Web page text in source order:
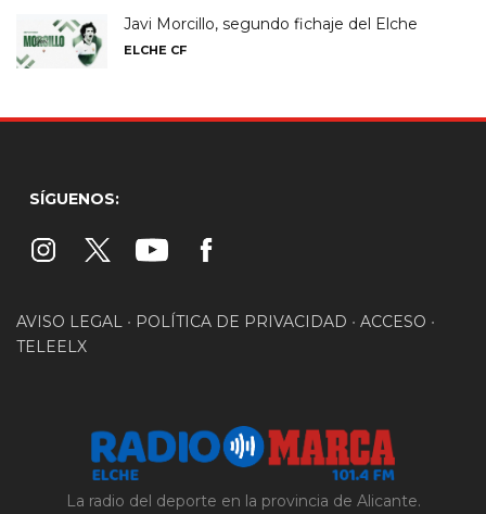
Javi Morcillo, segundo fichaje del Elche
ELCHE CF
SÍGUENOS:
AVISO LEGAL • POLÍTICA DE PRIVACIDAD • ACCESO •
TELEELX
La radio del deporte en la provincia de Alicante.